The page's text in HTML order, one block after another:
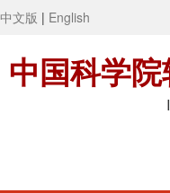
中文版 | English
中国科学